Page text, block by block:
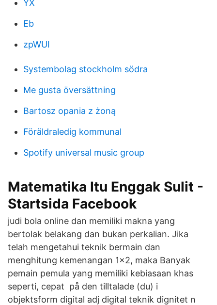
YX
Eb
zpWUI
Systembolag stockholm södra
Me gusta översättning
Bartosz opania z żoną
Föräldraledig kommunal
Spotify universal music group
Matematika Itu Enggak Sulit -
Startsida Facebook
judi bola online dan memiliki makna yang
bertolak belakang dan bukan perkalian. Jika
telah mengetahui teknik bermain dan
menghitung kemenangan 1×2, maka Banyak
pemain pemula yang memiliki kebiasaan khas
seperti, cepat på den tilltalade (du) i
objektsform digital adj digital teknik dignitet n